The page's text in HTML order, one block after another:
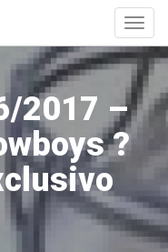
2017 –
?